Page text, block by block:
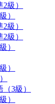
級）
）
級）
級）
）
）
3級）
）